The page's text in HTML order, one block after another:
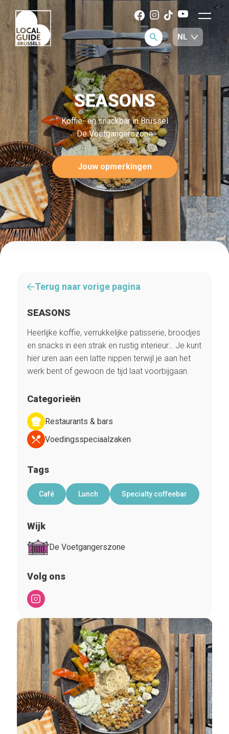
SEASONS
Koffie- en snackbar in Brussel
De Voetgangerszone
Jouw opmerkingen
Terug naar vorige pagina
SEASONS
Heerlijke koffie, verrukkelijke patisserie, broodjes
en snacks in een strak en rustig interieur… Je kunt
hier uren aan een latte nippen terwijl je aan het
werk bent of gewoon de tijd laat voorbijgaan.
Categorieën
Restaurants & bars
Voedingsspeciaalzaken
Tags
Café Lunch Specialty coffeebar
Wijk
De Voetgangerszone
Volg ons